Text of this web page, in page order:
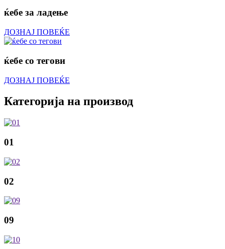
ќебе за ладење
ДОЗНАЈ ПОВЕЌЕ
ќебе со тегови
ДОЗНАЈ ПОВЕЌЕ
Категорија на производ
01
02
09